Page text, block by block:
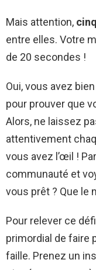
Mais attention,
entre elles. Votre
de 20 secondes !
Oui, vous avez
pour prouver que
Alors, ne laissez
attentivement
vous avez l’œil !
communauté et
vous prêt ? Que le
Pour relever ce
primordial de faire
faille. Prenez un